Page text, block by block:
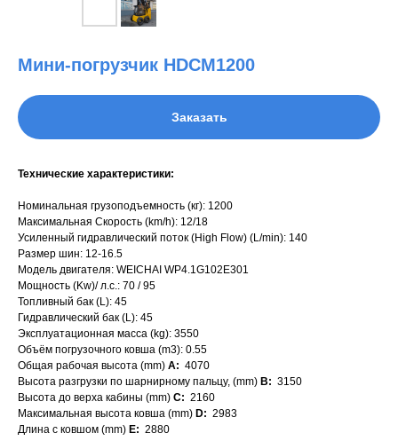
Мини-погрузчик HDCM1200
Заказать
Технические характеристики:
Номинальная грузоподъемность (кг): 1200
Максимальная Скорость (km/h): 12/18
Усиленный гидравлический поток (High Flow) (L/min): 140
Размер шин: 12-16.5
Модель двигателя: WEICHAI WP4.1G102E301
Мощность (Kw)/ л.с.: 70 / 95
Топливный бак (L): 45
Гидравлический бак (L): 45
Эксплуатационная масса (kg): 3550
Объём погрузочного ковша (m3): 0.55
Общая рабочая высота (mm) A: 4070
Высота разгрузки по шарнирному пальцу, (mm) B: 3150
Высота до верха кабины (mm) C: 2160
Максимальная высота ковша (mm) D: 2983
Длина с ковшом (mm) E: 2880